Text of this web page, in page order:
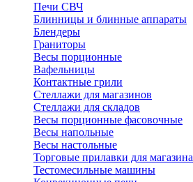
Печи СВЧ
Блинницы и блинные аппараты
Блендеры
Граниторы
Весы порционные
Вафельницы
Контактные грили
Стеллажи для магазинов
Стеллажи для складов
Весы порционные фасовочные
Весы напольные
Весы настольные
Торговые прилавки для магазина
Тестомесильные машины